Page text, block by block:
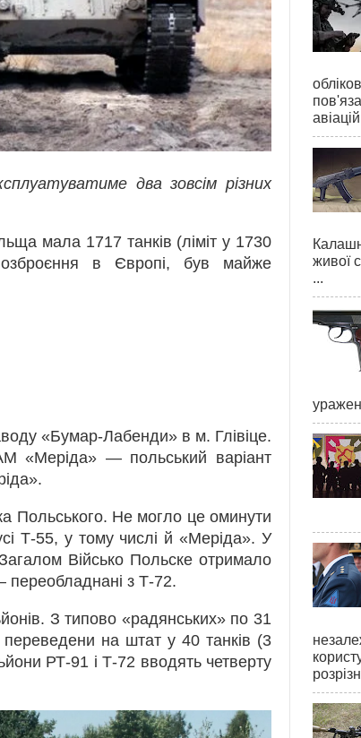
два зовсім різних
мала 1717 танків (ліміт у 1730
в Європі, був майже
«Бумар-Лабенди» в м. Глівіце.
«Меріда» — польський варіант
Польського. Не могло це оминути
Т-55, у тому числі й «Меріда». У
Військо Польске отримало
переобладнані з Т-72.
З типово «радянських» по 31
на штат у 40 танків (3
РТ-91 і Т-72 вводять четверту
живої
...